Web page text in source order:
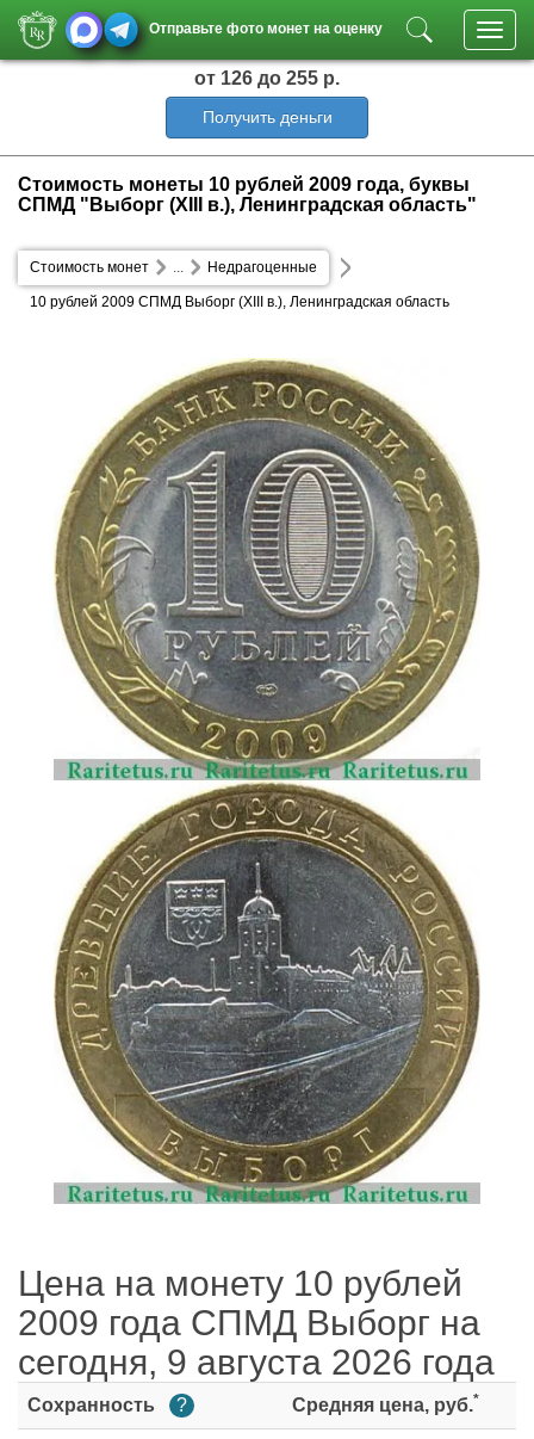
Отправьте фото монет на оценку
от 126 до 255 р.
Получить деньги
Стоимость монеты 10 рублей 2009 года, буквы
СПМД "Выборг (XIII в.), Ленинградская область"
Стоимость монет Недрагоценные
...
10 рублей 2009 СПМД Выборг (XIII в.), Ленинградская область
Цена на монету 10 рублей
2009 года СПМД Выборг на
сегодня, 9 августа 2026 года
Сохранность ? Средняя цена, руб.*